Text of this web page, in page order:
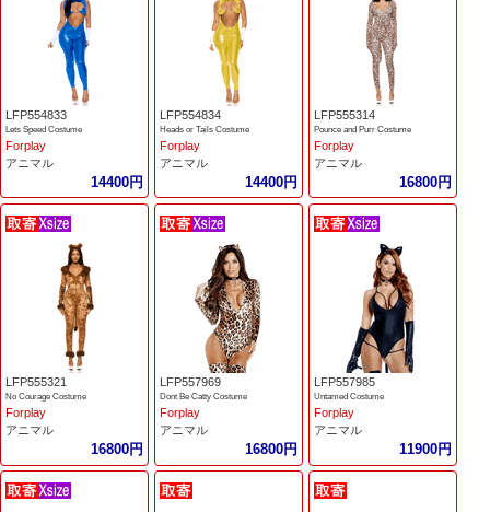
LFP554833
Lets Speed Costume
Forplay
アニマル
14400円
LFP554834
Heads or Tails Costume
Forplay
アニマル
14400円
LFP555314
Pounce and Purr Costume
Forplay
アニマル
16800円
LFP555321
No Courage Costume
Forplay
アニマル
16800円
LFP557969
Dont Be Catty Costume
Forplay
アニマル
16800円
LFP557985
Untamed Costume
Forplay
アニマル
11900円